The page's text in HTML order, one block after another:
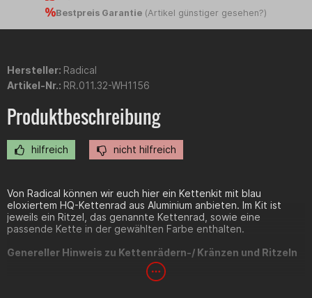
Bestpreis Garantie (Artikel günstiger gesehen?)
Hersteller: Radical
Artikel-Nr.: RR.011.32-WH1156
Produktbeschreibung
hilfreich nicht hilfreich
Von Radical können wir euch hier ein Kettenkit mit blau
eloxiertem HQ-Kettenrad aus Aluminium anbieten. Im Kit ist
jeweils ein Ritzel, das genannte Kettenrad, sowie eine
passende Kette in der gewählten Farbe enthalten.
Genereller Hinweis zu Kettenrädern-/ Kränzen und Ritzeln